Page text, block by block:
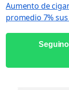
Aumento de
promedio 7%